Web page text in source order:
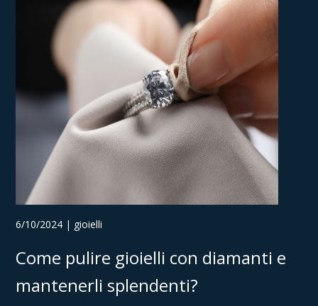
6/10/2024 | gioielli
Come pulire gioielli con diamanti e
mantenerli splendenti?